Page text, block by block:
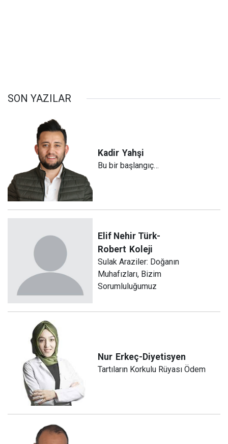
SON YAZILAR
Kadir Yahşi
Bu bir başlangıç…
Elif Nehir Türk-
Robert Koleji
Sulak Araziler: Doğanın
Muhafızları, Bizim
Sorumluluğumuz
Nur Erkeç-Diyetisyen
Tartıların Korkulu Rüyası Ödem